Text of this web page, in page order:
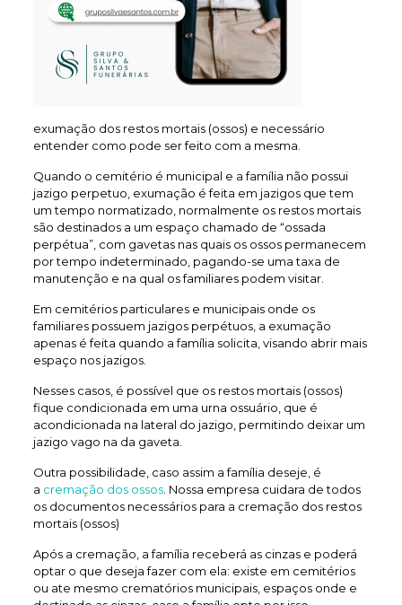
exumação dos restos mortais (ossos) e necessário
entender como pode ser feito com a mesma.
Quando o cemitério é municipal e a família não possui
jazigo perpetuo, exumação é feita em jazigos que tem
um tempo normatizado, normalmente os restos mortais
são destinados a um espaço chamado de “ossada
perpétua”, com gavetas nas quais os ossos permanecem
por tempo indeterminado, pagando-se uma taxa de
manutenção e na qual os familiares podem visitar.
Em cemitérios particulares e municipais onde os
familiares possuem jazigos perpétuos, a exumação
apenas é feita quando a família solicita, visando abrir mais
espaço nos jazigos.
Nesses casos, é possível que os restos mortais (ossos)
fique condicionada em uma urna ossuário, que é
acondicionada na lateral do jazigo, permitindo deixar um
jazigo vago na da gaveta.
Outra possibilidade, caso assim a família deseje, é
a cremação dos ossos. Nossa empresa cuidara de todos
os documentos necessários para a cremação dos restos
mortais (ossos)
Após a cremação, a família receberá as cinzas e poderá
optar o que deseja fazer com ela: existe em cemitérios
ou ate mesmo crematórios municipais, espaços onde e